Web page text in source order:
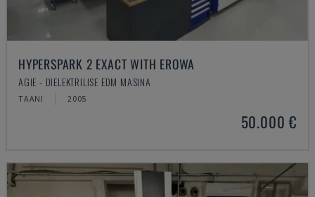
HYPERSPARK 2 EXACT WITH EROWA
AGIE - DIELEKTRILISE EDM MASINA
TAANI 2005
50.000 €